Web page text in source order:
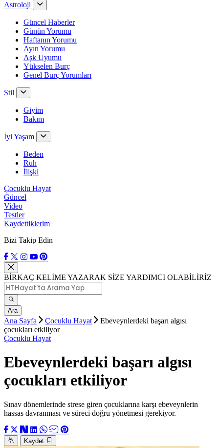
Astroloji
Güncel Haberler
Günün Yorumu
Haftanın Yorumu
Ayın Yorumu
Aşk Uyumu
Yükselen Burç
Genel Burç Yorumları
Stil
Giyim
Bakım
İyi Yaşam
Beden
Ruh
İlişki
Çocuklu Hayat
Güncel
Video
Testler
Kaydettiklerim
Bizi Takip Edin
BİRKAÇ KELİME YAZARAK SİZE YARDIMCI OLABİLİRİZ
Ara
Ana Sayfa Çocuklu Hayat
Ebeveynlerdeki başarı algısı
çocukları etkiliyor
Çocuklu Hayat
Ebeveynlerdeki başarı algısı
çocukları etkiliyor
Sınav dönemlerinde strese giren çocuklarına karşı ebeveynlerin
hassas davranması ve süreci doğru yönetmesi gerekiyor.
Kaydet